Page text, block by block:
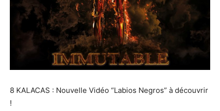
8 KALACAS : Nouvelle Vidéo “Labios Negros” à découvrir
!